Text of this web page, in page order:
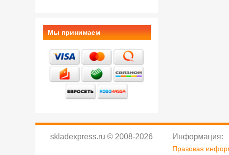
Мы принимаем
skladexpress.ru © 2008-2026 Информация:
Правовая